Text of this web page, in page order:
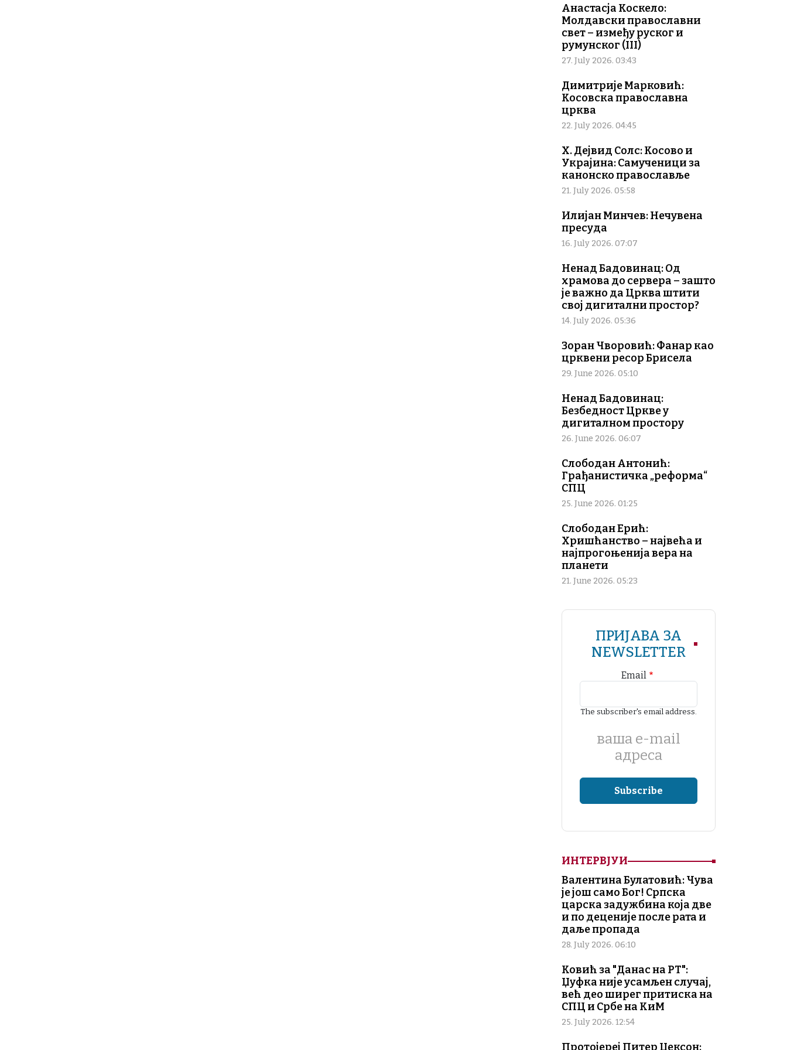
Анастасја Коскело:
Молдавски православни
свет – између руског и
румунског (III)
27. July 2026. 03:43
Димитрије Марковић:
Косовска православна
црква
22. July 2026. 04:45
Х. Дејвид Солс: Косово и
Украјина: Самученици за
канонско православље
21. July 2026. 05:58
Илијан Минчев: Нечувена
пресуда
16. July 2026. 07:07
Ненад Бадовинац: Од
храмова до сервера – зашто
је важно да Црква штити
свој дигитални простор?
14. July 2026. 05:36
Зоран Чворовић: Фанар као
црквени ресор Брисела
29. June 2026. 05:10
Ненад Бадовинац:
Безбедност Цркве у
дигиталном простору
26. June 2026. 06:07
Слободан Антонић:
Грађанистичка „реформа“
СПЦ
25. June 2026. 01:25
Слободан Ерић:
Хришћанство – највећа и
најпрогоњенија вера на
планети
21. June 2026. 05:23
ПРИЈАВА ЗА
NEWSLETTER
Email
The subscriber's email address.
ваша е-mail
адреса
ИНТЕРВЈУИ
Валентина Булатовић: Чува
је још само Бог! Српска
царска задужбина која две
и по деценије после рата и
даље пропада
28. July 2026. 06:10
Ковић за "Данас на РТ":
Џуфка није усамљен случај,
већ део ширег притиска на
СПЦ и Србе на КиМ
25. July 2026. 12:54
Протојереј Питер Џексон: